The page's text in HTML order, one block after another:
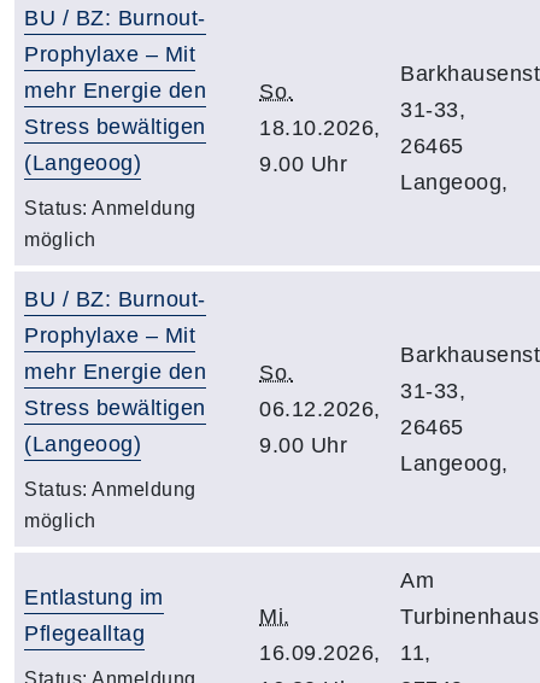
BU / BZ: Burnout-
Prophylaxe – Mit
mehr Energie den
Stress bewältigen
(Langeoog)
Status: Anmeldung
möglich
So.
18.10.2026,
9.00 Uhr
31-33,
26465
Langeoog,
BU / BZ: Burnout-
Prophylaxe – Mit
mehr Energie den
Stress bewältigen
(Langeoog)
Status: Anmeldung
möglich
So.
06.12.2026,
9.00 Uhr
31-33,
26465
Langeoog,
Entlastung im
Pflegealltag
Status: Anmeldung
Mi.
16.09.2026,
Am
Turbinenhaus
11,